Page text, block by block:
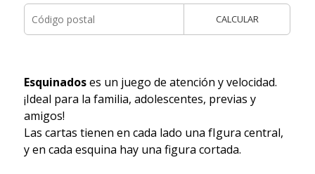
CALCULAR
Esquinadoses un juego de atención y velocidad.
¡Ideal para la familia, adolescentes, previas y
amigos!
Las cartas tienen en cada lado una fIgura central,
y en cada esquina hay una figura cortada.